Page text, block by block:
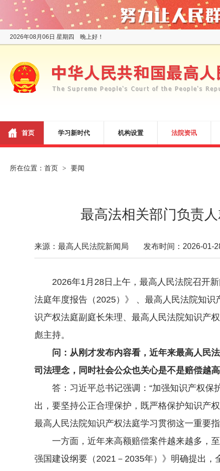
2026年08月06日 星期四 晚上好！
首页 学习新时代 机构设置 法院资讯
所在位置： 首页 > 要闻
最高法相关部门负责
来源：最高人民法院新闻局 发布时间：2026-01-
2026年1月28日上午，最高人民法院召开新
法庭年度报告（2025）》 、最高人民法院知
识产权法庭副庭长朱理、最高人民法院知识产
彪主持。
问：从刚才发布内容看，近年来最高人民
司法理念，同时社会公众也关心是不是赔偿越
答：习近平总书记强调：“加强知识产权保
出，要坚持公正合理保护，既严格保护知识产
最高人民法院知识产权法庭学习贯彻这一重要
一方面，近年来高额赔偿案件越来越多，至
强国建设纲要（2021－2035年）》明确提出